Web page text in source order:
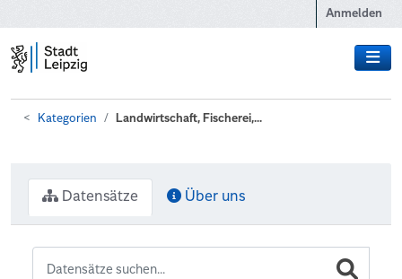
Anmelden
Kategorien Landwirtschaft, Fischerei,...
Datensätze Über uns